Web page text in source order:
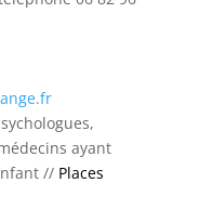
ayant
// Places